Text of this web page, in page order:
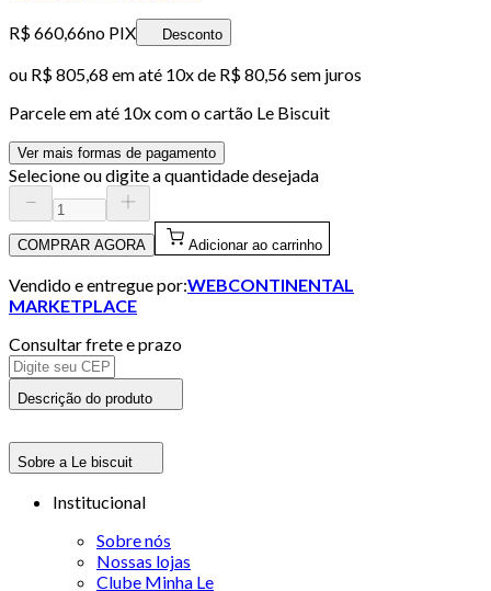
R$ 660,66no PIX Desconto
ou R$ 805,68 em até 10x de R$ 80,56 sem juros
Parcele em até 10x com o cartão Le Biscuit
Ver mais formas de pagamento
Selecione ou digite a quantidade desejada
COMPRAR AGORA Adicionar ao carrinho
Vendido e entregue por:WEBCONTINENTAL
MARKETPLACE
Consultar frete e prazo
Descrição do produto
Sobre a Le biscuit
Institucional
Sobre nós
Nossas lojas
Clube Minha Le